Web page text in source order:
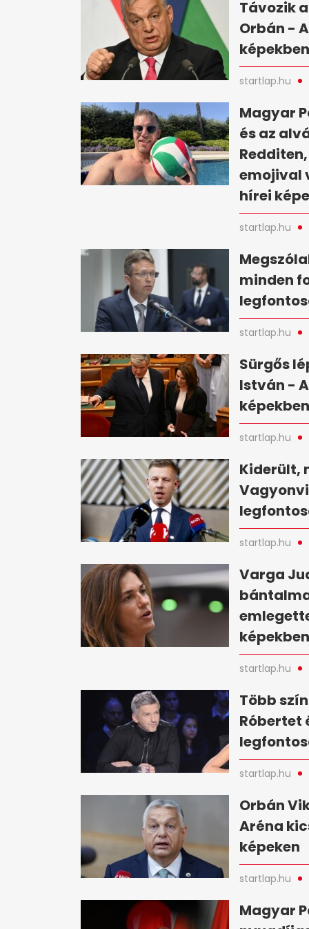
Távozik
Orbán -
képekben
startlap.hu
Magyar
és az
emojival
hírei
startlap.hu
minden
startlap.hu
Sürgős
István -
képekben
startlap.hu
Kiderült,
startlap.hu
Varga
képekben
startlap.hu
Több
Róbertet
startlap.hu
Orbán
Aréna
képeken
startlap.hu
Magyar